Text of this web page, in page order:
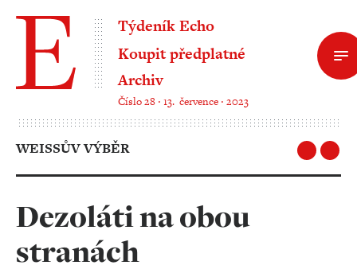
Týdeník Echo
Koupit předplatné
Archiv
Číslo 28 ‧ 13. července ‧ 2023
WEISSŮV VÝBĚR
Dezoláti na obou
stranách